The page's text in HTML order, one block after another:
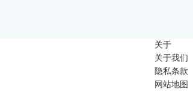
核心主题，详细说明操作流程与常见问
关于
关于我们
隐私条款
网站地图